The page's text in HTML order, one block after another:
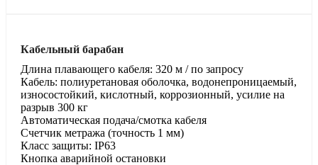
Кабельный барабан
Длина плавающего кабеля: 320 м / по запросу
Кабель: полиуретановая оболочка, водонепроницаемый,
износостойкий, кислотный, коррозионный, усилие на
разрыв 300 кг
Автоматическая подача/смотка кабеля
Счетчик метража (точность 1 мм)
Класс защиты: IP63
Кнопка аварийной остановки